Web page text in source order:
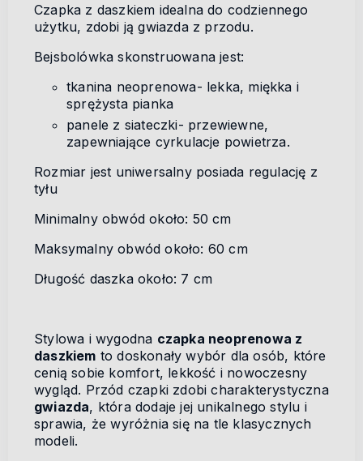
Czapka z daszkiem idealna do codziennego
użytku, zdobi ją gwiazda z przodu.
Bejsbolówka skonstruowana jest:
tkanina neoprenowa- lekka, miękka i
sprężysta pianka
panele z siateczki- przewiewne,
zapewniające cyrkulacje powietrza.
Rozmiar jest uniwersalny posiada regulację z
tyłu
Minimalny obwód około: 50 cm
Maksymalny obwód około: 60 cm
Długość daszka około: 7 cm
Stylowa i wygodna czapka neoprenowa z
daszkiem to doskonały wybór dla osób, które
cenią sobie komfort, lekkość i nowoczesny
wygląd. Przód czapki zdobi charakterystyczna
gwiazda, która dodaje jej unikalnego stylu i
sprawia, że wyróżnia się na tle klasycznych
modeli.